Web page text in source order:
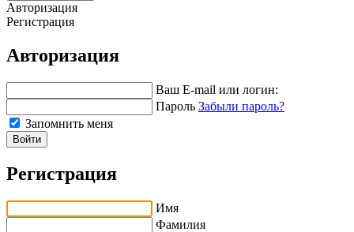
Авторизация
Регистрация
Авторизация
Ваш E-mail или логин:
Пароль Забыли пароль?
Запомнить меня
Войти
Регистрация
Имя
Фамилия